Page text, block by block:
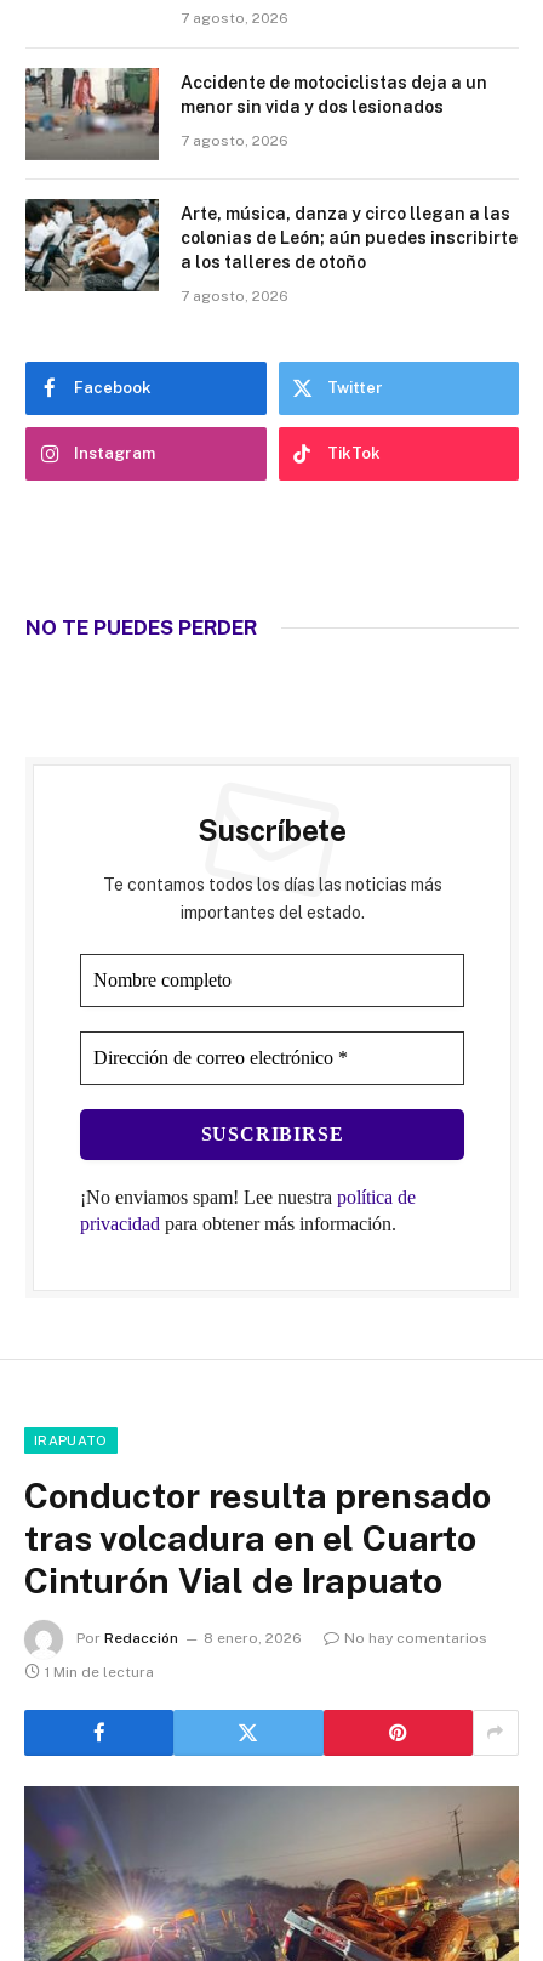
7 agosto, 2026
Accidente de motociclistas deja a un
menor sin vida y dos lesionados
7 agosto, 2026
Arte, música, danza y circo llegan a las
colonias de León; aún puedes inscribirte
a los talleres de otoño
7 agosto, 2026
Facebook Twitter
Instagram TikTok
NO TE PUEDES PERDER
Suscríbete
Te contamos todos los días las noticias más
importantes del estado.
¡No enviamos spam! Lee nuestra política de
privacidad para obtener más información.
IRAPUATO
Conductor resulta prensado
tras volcadura en el Cuarto
Cinturón Vial de Irapuato
Por Redacción 8 enero, 2026
No hay comentarios
1 Min de lectura